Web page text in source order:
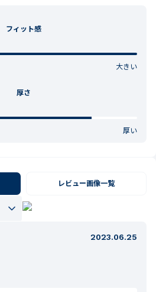
フィット感
大きい
厚さ
厚い
レビュー画像一覧
2023.06.25